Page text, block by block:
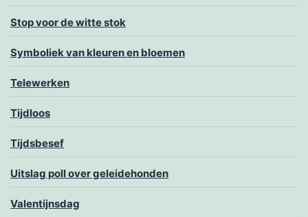
Stop voor de witte stok
Symboliek van kleuren en bloemen
Telewerken
Tijdloos
Tijdsbesef
Uitslag poll over geleidehonden
Valentijnsdag